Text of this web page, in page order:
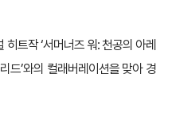
트작 ‘서머너즈 워: 천공의 아레
드’와의 컬래버레이션을 맞아 경